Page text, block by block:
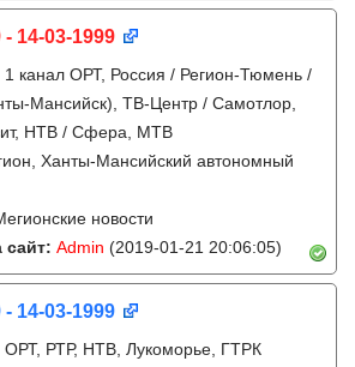
- 14-03-1999
1 канал ОРТ, Россия / Регион-Тюмень /
Мансийск), ТВ-Центр / Самотлор,
НТВ / Сфера, МТВ
Ханты-Мансийский автономный
новости
сайт: Admin (2019-01-21 20:06:05)
- 14-03-1999
ОРТ, РТР, НТВ, Лукоморье, ГТРК